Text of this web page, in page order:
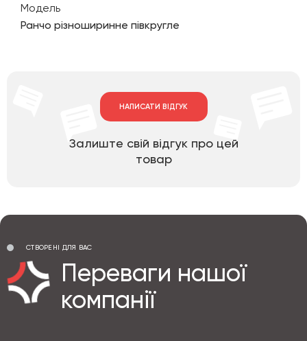
Модель
Ранчо різноширинне півкругле
НАПИСАТИ ВІДГУК
Залиште свій відгук про цей
товар
СТВОРЕНІ ДЛЯ ВАС
Переваги нашої
компанії